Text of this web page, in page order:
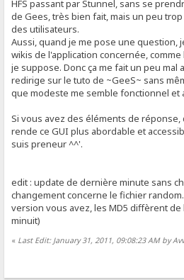
HFS passant par Stunnel, sans se
de Gees, très bien fait, mais un peu
des utilisateurs.
Aussi, quand je me pose une question,
wikis de l'application concernée,
je suppose. Donc ça me fait un peu
redirige sur le tuto de ~GeeS~ sans
que modeste me semble fonctionnel et
Si vous avez des éléments de
rende ce GUI plus abordable et
suis preneur ^^'.
edit : update de dernière minute sans
changement concerne le fichier
version vous avez, les MD5 diffèrent
minuit)
« Last Edit: January 31, 2011, 09:08:23 AM by